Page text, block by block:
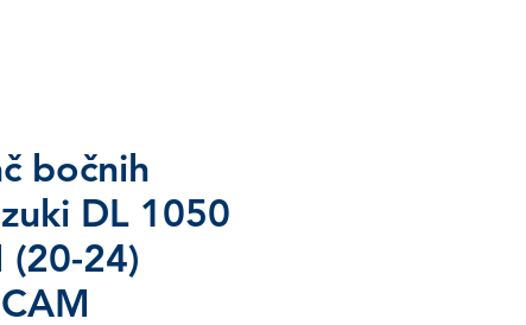
bočnih
DL 1050
(20-24)